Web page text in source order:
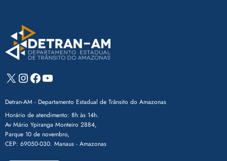
X Instagram
Facebook
Youtube
Detran-AM - Departamento Estadual de Trânsito do Amazonas
Horário de atendimento: 8h às 14h.
Av Mário Ypiranga Monteiro 2884,
Parque 10 de novembro,
CEP: 69050-030. Manaus - Amazonas